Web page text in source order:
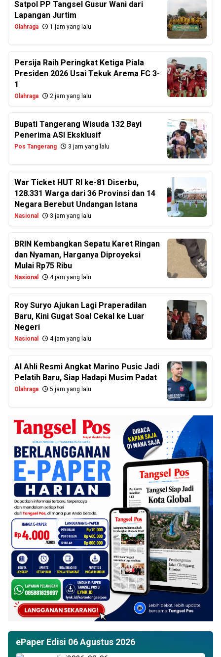
Satpol PP Tangsel Gusur Wani dari
Lapangan Jurtim
Olahraga 1 jam yang lalu
Persija Raih Peringkat Ketiga Piala
Presiden 2026 Usai Tekuk Arema FC 3-
1
Olahraga 2 jam yang lalu
Bupati Tangerang Wisuda 132 Bayi
Penerima ASI Eksklusif
Pos Tangerang 3 jam yang lalu
War Ticket HUT RI ke-81 Diserbu,
128.331 Warga dari 36 Provinsi dan 14
Negara Berebut Undangan Istana
Nasional 3 jam yang lalu
BRIN Kembangkan Sepatu Karet Ringan
dan Nyaman, Harganya Diproyeksi
Mulai Rp75 Ribu
Nasional 4 jam yang lalu
Roy Suryo Ajukan Lagi Praperadilan
Baru, Kini Gugat Soal Cekal ke Luar
Negeri
Nasional 4 jam yang lalu
Al Ahli Resmi Angkat Marino Pusic Jadi
Pelatih Baru, Siap Hadapi Musim Padat
Olahraga 5 jam yang lalu
ePaper Edisi 06 Agustus 2026